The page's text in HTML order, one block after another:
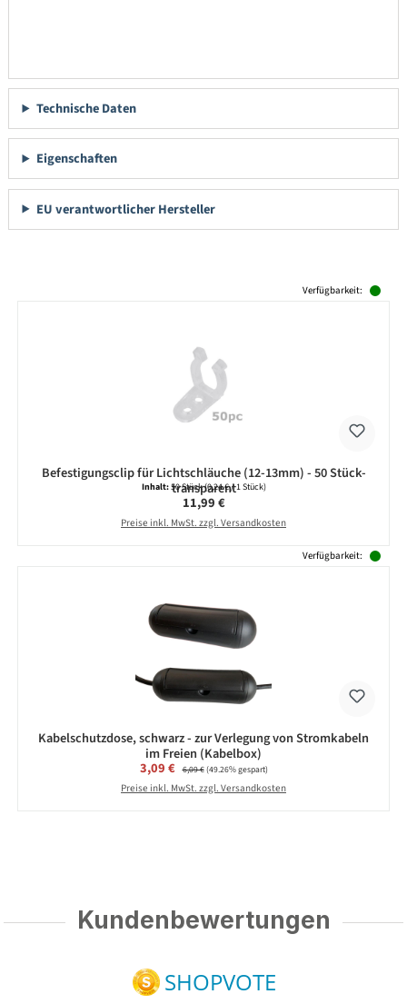
Technische Daten
Eigenschaften
EU verantwortlicher Hersteller
Verfügbarkeit:
Befestigungsclip für Lichtschläuche (12-13mm) - 50 Stück-
transparent
Inhalt:50 Stück(0,24 € / 1 Stück)
Regulärer Preis:
11,99 €
Preise inkl. MwSt. zzgl. Versandkosten
Verfügbarkeit:
Kabelschutzdose, schwarz - zur Verlegung von Stromkabeln
im Freien (Kabelbox)
Verkaufspreis:
3,09 € Regulärer Preis:
6,09 €(49.26% gespart)
Preise inkl. MwSt. zzgl. Versandkosten
Kundenbewertungen